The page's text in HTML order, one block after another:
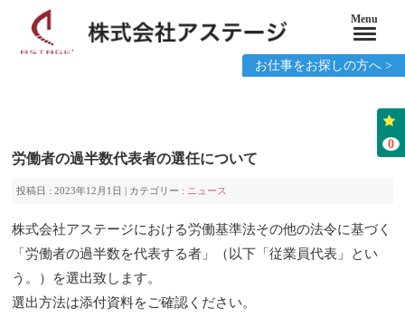
お仕事をお探しの方へ >
0
労働者の過半数代表者の選任について
投稿日 : 2023年12月1日 | カテゴリー : ニュース
株式会社アステージにおける労働基準法その他の法令に基づく
「労働者の過半数を代表する者」（以下「従業員代表」とい
う。）を選出致します。
選出方法は添付資料をご確認ください。
Menu